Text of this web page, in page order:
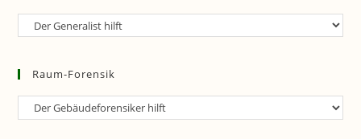
Allgemeine
Raum-Forensik
Raum-